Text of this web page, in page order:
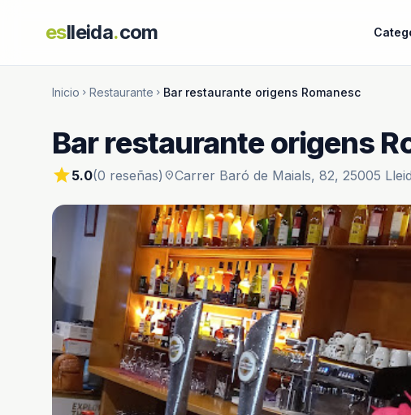
eslleida.com
Inicio chevron_right Restaurante chevron_right Bar restaurante origens Romanesc
Bar restaurante origens
star5.0(0 reseñas) location_onCarrer Baró de Maials, 82, 25005